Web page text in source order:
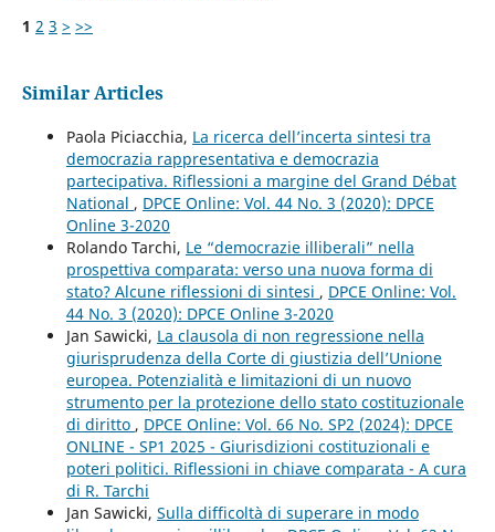
1 2 3 > >>
Similar Articles
Paola Piciacchia, La ricerca dell’incerta sintesi tra
democrazia rappresentativa e democrazia
partecipativa. Riflessioni a margine del Grand Débat
National , DPCE Online: Vol. 44 No. 3 (2020): DPCE
Online 3-2020
Rolando Tarchi, Le “democrazie illiberali” nella
prospettiva comparata: verso una nuova forma di
stato? Alcune riflessioni di sintesi , DPCE Online: Vol.
44 No. 3 (2020): DPCE Online 3-2020
Jan Sawicki, La clausola di non regressione nella
giurisprudenza della Corte di giustizia dell’Unione
europea. Potenzialità e limitazioni di un nuovo
strumento per la protezione dello stato costituzionale
di diritto , DPCE Online: Vol. 66 No. SP2 (2024): DPCE
ONLINE - SP1 2025 - Giurisdizioni costituzionali e
poteri politici. Riflessioni in chiave comparata - A cura
di R. Tarchi
Jan Sawicki, Sulla difficoltà di superare in modo